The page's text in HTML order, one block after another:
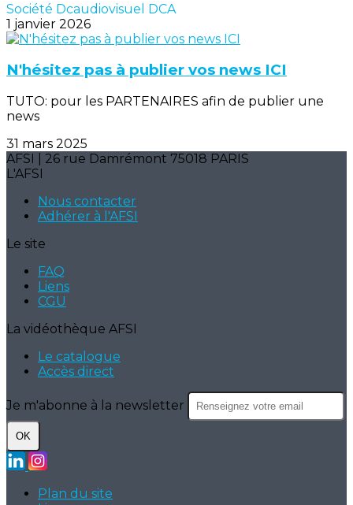
Société Dcaudiovisuel DCA
1 janvier 2026
N'hésitez pas à publier vos news ICI
TUTO: pour les PARTENAIRES afin de publier une
news
31 mars 2025
AFSI | 26 rue Damrémont 75018 PARIS
L'AFSI
Nous contacter
Adhérer à l'AFSI
Le site
FAQ
Liens
CGU
La vidéothèque AFSI
Le catalogue
Accès direct
Je m'abonne à la newsletter
OK
Plan du site